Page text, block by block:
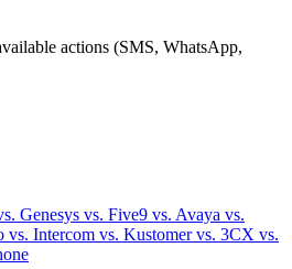
actions (SMS, WhatsApp,
Genesys vs. Five9 vs. Avaya vs.
vs. Intercom vs. Kustomervs. 3CX vs.